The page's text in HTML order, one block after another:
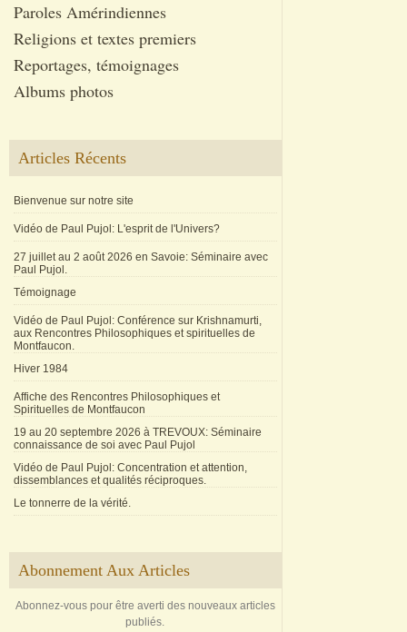
Paroles Amérindiennes
Religions et textes premiers
Reportages, témoignages
Albums photos
Articles Récents
Bienvenue sur notre site
Vidéo de Paul Pujol: L'esprit de l'Univers?
27 juillet au 2 août 2026 en Savoie: Séminaire avec
Paul Pujol.
Témoignage
Vidéo de Paul Pujol: Conférence sur Krishnamurti,
aux Rencontres Philosophiques et spirituelles de
Montfaucon.
Hiver 1984
Affiche des Rencontres Philosophiques et
Spirituelles de Montfaucon
19 au 20 septembre 2026 à TREVOUX: Séminaire
connaissance de soi avec Paul Pujol
Vidéo de Paul Pujol: Concentration et attention,
dissemblances et qualités réciproques.
Le tonnerre de la vérité.
Abonnement Aux Articles
Abonnez-vous pour être averti des nouveaux articles
publiés.